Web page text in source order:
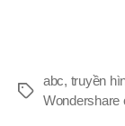
Thẻ
abc, truyền
Wondershare